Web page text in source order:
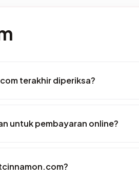
terakhir diperiksa?
untuk pembayaran online?